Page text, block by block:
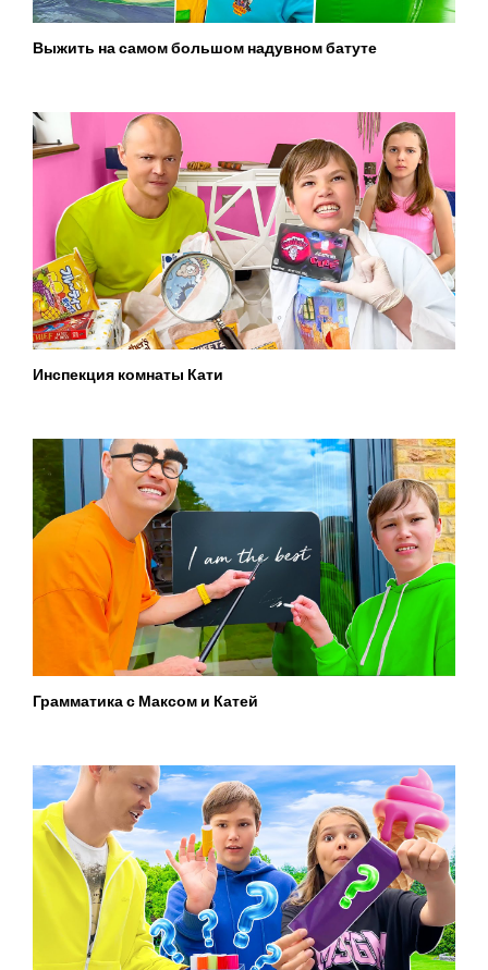
Выжить на самом большом надувном батуте
Инспекция комнаты Кати
Грамматика с Максом и Катей